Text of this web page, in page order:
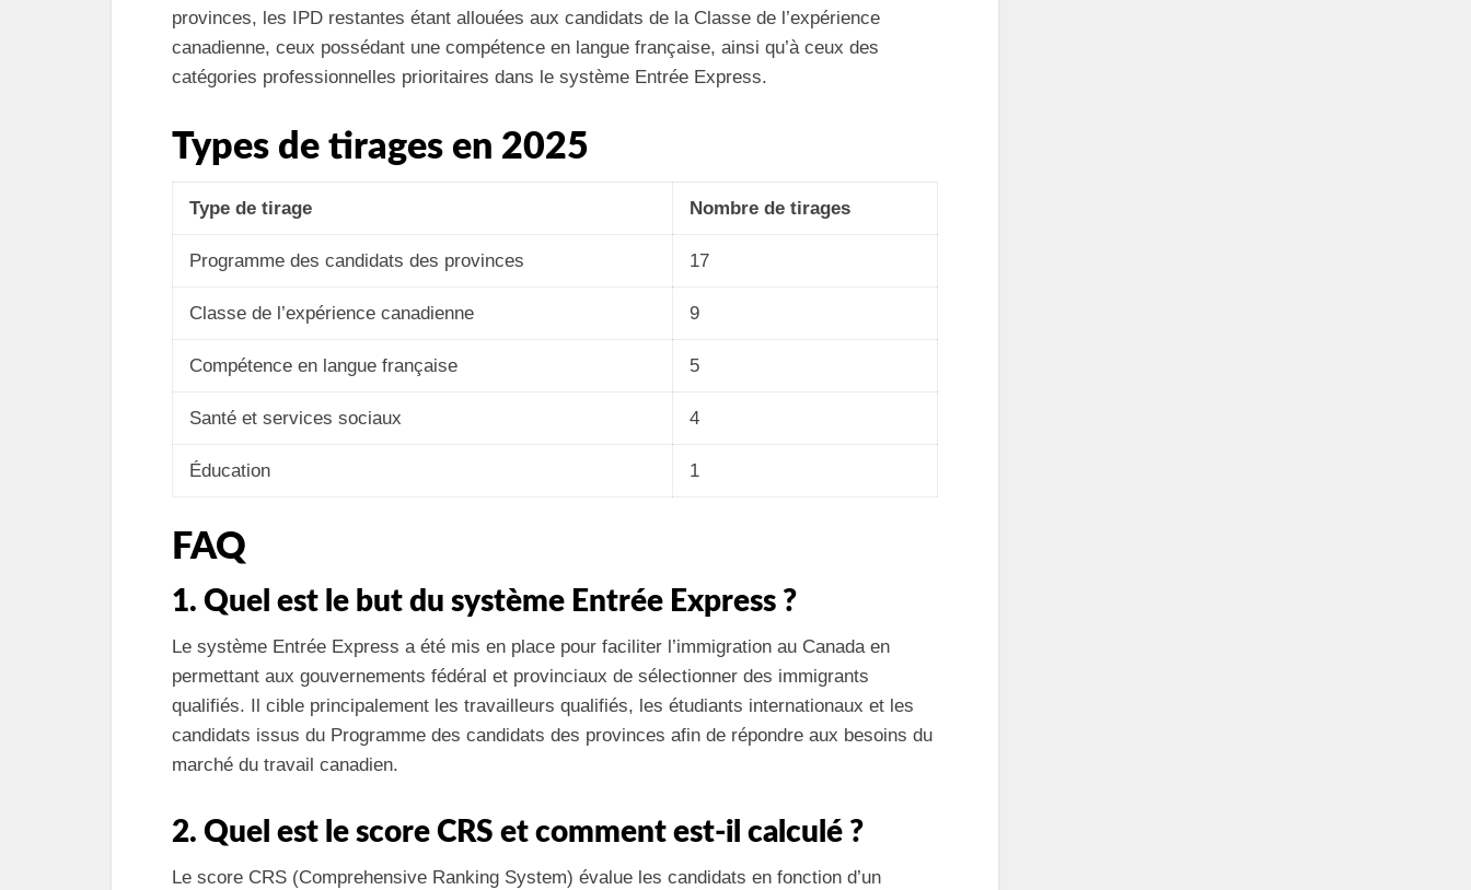
provinces, les IPD restantes étant allouées aux candidats de la Classe de l’expérience
canadienne, ceux possédant une compétence en langue française, ainsi qu’à ceux des
catégories professionnelles prioritaires dans le système Entrée Express.
Types de tirages en 2025
Type de tirage Nombre de tirages
Programme des candidats des provinces 17
Classe de l’expérience canadienne 9
Compétence en langue française 5
Santé et services sociaux 4
Éducation 1
FAQ
1. Quel est le but du système Entrée Express ?
Le système Entrée Express a été mis en place pour faciliter l’immigration au Canada en
permettant aux gouvernements fédéral et provinciaux de sélectionner des immigrants
qualifiés. Il cible principalement les travailleurs qualifiés, les étudiants internationaux et les
candidats issus du Programme des candidats des provinces afin de répondre aux besoins du
marché du travail canadien.
2. Quel est le score CRS et comment est-il calculé ?
Le score CRS (Comprehensive Ranking System) évalue les candidats en fonction d’un